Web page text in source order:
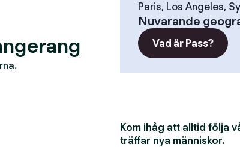
Paris, Los Angeles,
Nuvarande
Vad är Pass?
Kom ihåg att alltid följa
träffar nya människor.